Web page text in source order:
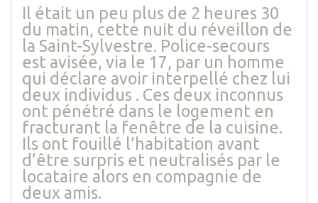
Il était un peu plus de 2 heures 30
du matin, cette nuit du réveillon de
la Saint-Sylvestre. Police-secours
est avisée, via le 17, par un homme
qui déclare avoir interpellé chez lui
deux individus . Ces deux inconnus
ont pénétré dans le logement en
fracturant la fenêtre de la cuisine.
Ils ont fouillé l’habitation avant
d’être surpris et neutralisés par le
locataire alors en compagnie de
deux amis.